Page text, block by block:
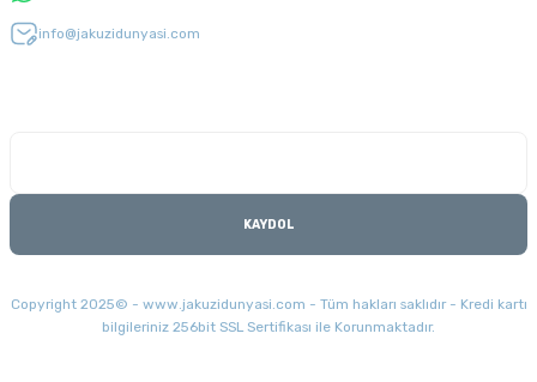
info@jakuzidunyasi.com
KAYDOL
Copyright 2025© - www.jakuzidunyasi.com - Tüm hakları saklıdır - Kredi kartı
bilgileriniz 256bit SSL Sertifikası ile Korunmaktadır.